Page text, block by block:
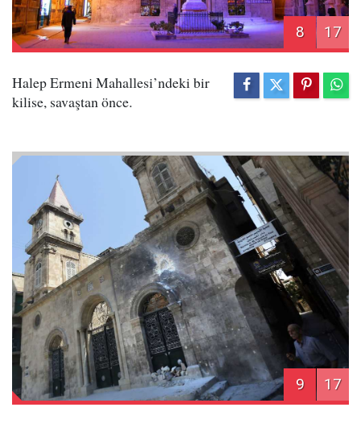
8 17
Halep Ermeni Mahallesi’ndeki bir
kilise, savaştan önce.
9 17